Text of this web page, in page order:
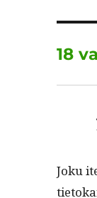
18
Joku